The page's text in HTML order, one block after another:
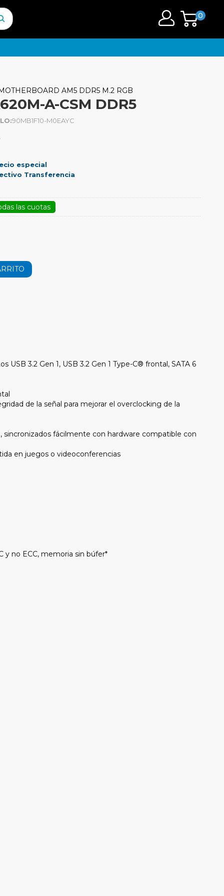
0
AM5 DDR5 M.2 RGB
A-CSM DDR5
90MB1F10-M0EAYC
especial
Transferencia
las cuotas
3.2 Gen 1, USB 3.2 Gen 1 Type-C® frontal, SATA 6
de la señal para mejorar el overclocking de la
sincronizados fácilmente con hardware compatible con
en juegos o videoconferencias
y no ECC, memoria sin búfer*